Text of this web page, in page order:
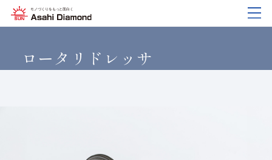
企業情報
製品紹介
工具の種類から探す
技術情報
研究開発
サステナビリティ
コーポレート・ガバナンス
IR 情報
株式に関する諸手続き
ロータリドレッサ